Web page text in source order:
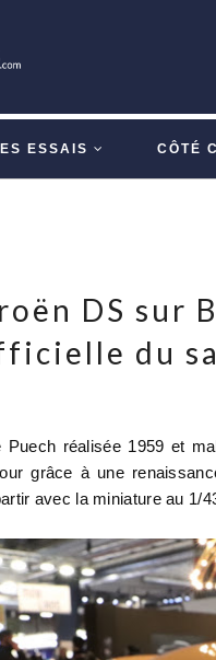
ESSAIS CÔTÉ
DS sur
du
réalisée 1959 et
grâce à une
avec la miniature au 1/